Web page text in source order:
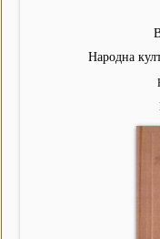
Народна